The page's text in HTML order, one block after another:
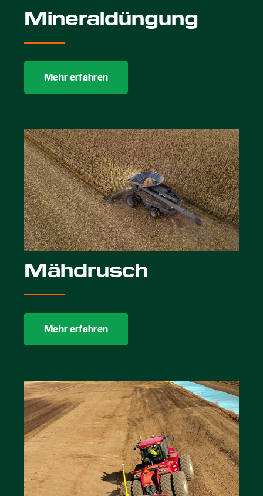
Mineraldüngung
Mehr erfahren
Mähdrusch
Mehr erfahren